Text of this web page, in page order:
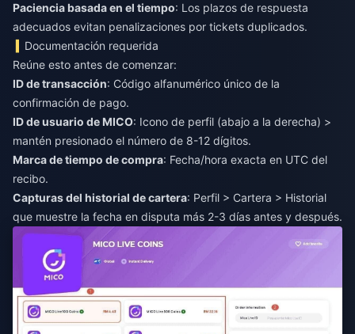
Paciencia basada en el tiempo: Los plazos de respuesta
adecuados evitan penalizaciones por tickets duplicados.
Documentación requerida
Reúne esto antes de comenzar:
ID de transacción: Código alfanumérico único de la
confirmación de pago.
ID de usuario de MICO: Icono de perfil (abajo a la derecha) >
mantén presionado el número de 8-12 dígitos.
Marca de tiempo de compra: Fecha/hora exacta en UTC del
recibo.
Capturas del historial de cartera: Perfil > Cartera > Historial
que muestre la fecha en disputa más 2-3 días antes y después.